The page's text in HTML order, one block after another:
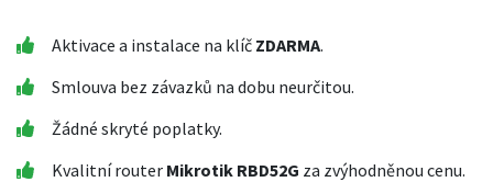
Aktivace a instalace na klíč ZDARMA.
Smlouva bez závazků na dobu neurčitou.
Žádné skryté poplatky.
Kvalitní router Mikrotik RBD52G za zvýhodněnou cenu.